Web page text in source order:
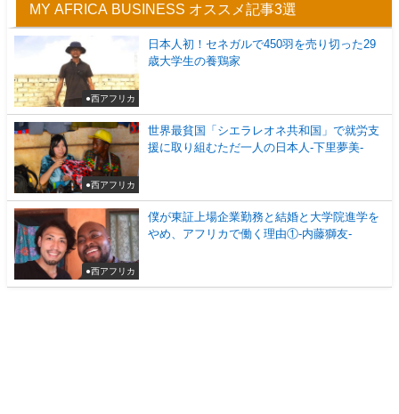
MY AFRICA BUSINESS オススメ記事3選
●西アフリカ
日本人初！セネガルで450羽を売り切った29
歳大学生の養鶏家
●西アフリカ
世界最貧国「シエラレオネ共和国」で就労支
援に取り組むただ一人の日本人-下里夢美-
●西アフリカ
僕が東証上場企業勤務と結婚と大学院進学を
やめ、アフリカで働く理由①-内藤獅友-